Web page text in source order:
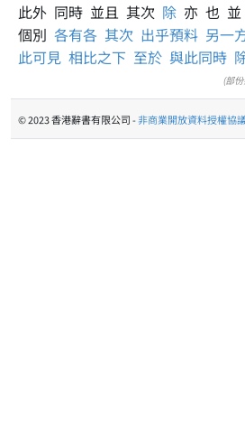
此外 同時 並且 其次 除 亦 也 並
個別 各有各 其次 出乎預料 另一
此可見 相比之下 至於 與此同時
(部
© 2023 香港辭書有限公司 -非商業開放資料授權協